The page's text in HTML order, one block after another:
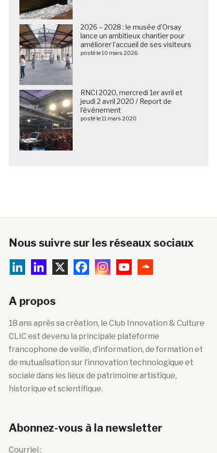
2026 – 2028 : le musée d’Orsay
lance un ambitieux chantier pour
améliorer l’accueil de ses visiteurs
posté le 10 mars 2026
RNCI 2020, mercredi 1er avril et
jeudi 2 avril 2020 / Report de
l’événement
posté le 11 mars 2020
Nous suivre sur les réseaux sociaux
A propos
18 ans après sa création, le Club Innovation & Culture
CLIC est devenu la principale plateforme
francophone de veille, d’information, de formation et
de mutualisation sur l’innovation technologique et
sociale dans les lieux de patrimoine artistique,
historique et scientifique.
Abonnez-vous à la newsletter
Courriel :